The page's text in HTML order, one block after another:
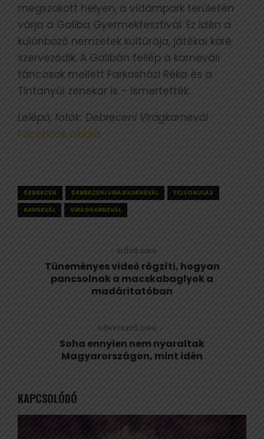
megszokott helyen, a vidámpark területén
várja a Galiba Gyermekfesztivál. Ez idén a
különböző nemzetek kultúrája, játékai köré
szerveződik. A Galibán fellép a karneváli
táncosok mellett Farkasházi Réka és a
Tintanyúl zenekar is – ismertették.
Lelépő, fotók: Debreceni Virágkarnevál
Facebook oldala
DEBRECEN DEBRECENI VIRÁGKARNEVÁL
FELVONULÁS
KARNEVÁL
VIRÁGKARNEVÁL
ELŐZŐ CIKK
Tüneményes videó rögzíti, hogyan
pancsolnak a macskabaglyok a
madáritatóban
KÖVETKEZŐ CIKK
Soha ennyien nem nyaraltak
Magyarországon, mint idén
KAPCSOLÓDÓ